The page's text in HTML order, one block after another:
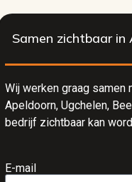
Samen zichtbaar in
Wij werken graag
Apeldoorn, Ugchelen,
bedrijf zichtbaar kan
E-mail